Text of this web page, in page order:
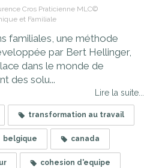
Cros Praticienne MLC©
et Familiale
familiales, une méthode
par Bert Hellinger,
dans le monde de
des solu...
Lire la suite...
transformation au travail
belgique canada
cohesion d'equipe